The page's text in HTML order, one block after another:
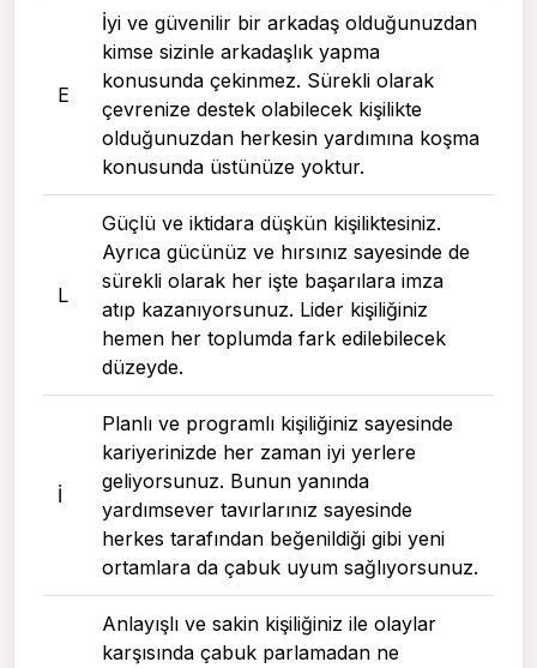
E
İyi ve güvenilir bir arkadaş olduğunuzdan
kimse sizinle arkadaşlık yapma
konusunda çekinmez. Sürekli olarak
çevrenize destek olabilecek kişilikte
olduğunuzdan herkesin yardımına koşma
konusunda üstünüze yoktur.
L
Güçlü ve iktidara düşkün kişiliktesiniz.
Ayrıca gücünüz ve hırsınız sayesinde de
sürekli olarak her işte başarılara imza
atıp kazanıyorsunuz. Lider kişiliğiniz
hemen her toplumda fark edilebilecek
düzeyde.
I
Planlı ve programlı kişiliğiniz sayesinde
kariyerinizde her zaman iyi yerlere
geliyorsunuz. Bunun yanında
yardımsever tavırlarınız sayesinde
herkes tarafından beğenildiği gibi yeni
ortamlara da çabuk uyum sağlıyorsunuz.
Anlayışlı ve sakin kişiliğiniz ile olaylar
karşısında çabuk parlamadan ne